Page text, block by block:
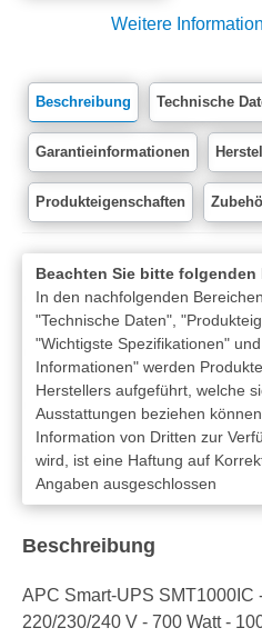
Weitere
Beschreibung Technische
Garantieinformationen
Produkteigenschaften
Beachten Sie bitte folgenden
In den nachfolgenden
"Technische Daten",
"Wichtigste Spezifikationen"
Informationen" werden
Herstellers aufgeführt, welche
Ausstattungen beziehen
Information von Dritten zur
wird, ist eine Haftung auf
Angaben ausgeschlossen
Beschreibung
APC Smart-UPS SMT1000IC
220/230/240 V - 700 Watt -